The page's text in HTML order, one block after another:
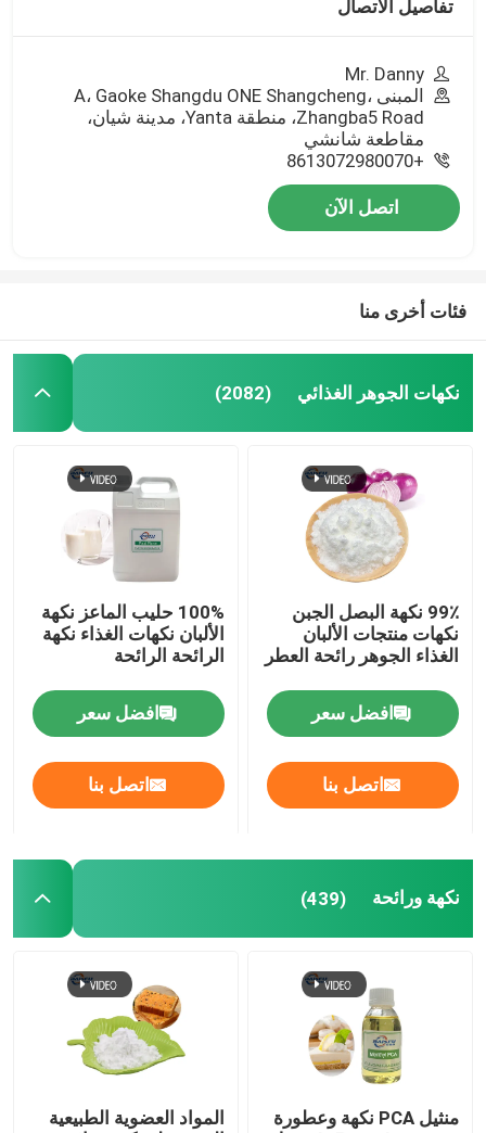
تفاصيل الاتصال
Mr. Danny
المبنى A، Gaoke Shangdu ONE Shangcheng،
Zhangba5 Road، منطقة Yanta، مدينة شيان،
مقاطعة شانشي
+8613072980070
اتصل الآن
فئات أخرى منا
نكهات الجوهر الغذائي (2082)
99٪ نكهة البصل الجبن
نكهات منتجات الألبان
الغذاء الجوهر رائحة العطر
افضل سعر
اتصل بنا
100% حليب الماعز نكهة
الألبان نكهات الغذاء نكهة
الرائحة الرائحة
افضل سعر
اتصل بنا
نكهة ورائحة (439)
منثيل PCA نكهة وعطورة
المواد العضوية الطبيعية